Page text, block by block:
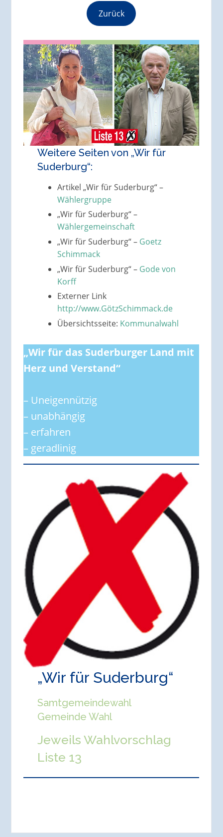
Zurück
Weitere Seiten von „Wir für
Suderburg“:
Artikel „Wir für Suderburg“ –
Wählergruppe
„Wir für Suderburg“ –
Wählergemeinschaft
„Wir für Suderburg“ – Goetz
Schimmack
„Wir für Suderburg“ – Gode von
Korff
Externer Link
http://www.GötzSchimmack.de
Übersichtsseite: Kommunalwahl
„Wir für das Suderburger Land mit
Herz und Verstand“
– Uneigennützig
– unabhängig
– erfahren
– geradlinig
„Wir für Suderburg“
Samtgemeindewahl
Gemeinde Wahl
Jeweils Wahlvorschlag
Liste 13